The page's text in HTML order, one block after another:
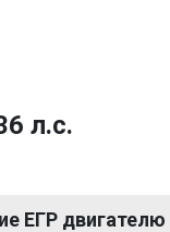
л.с.
ЕГР двигателю